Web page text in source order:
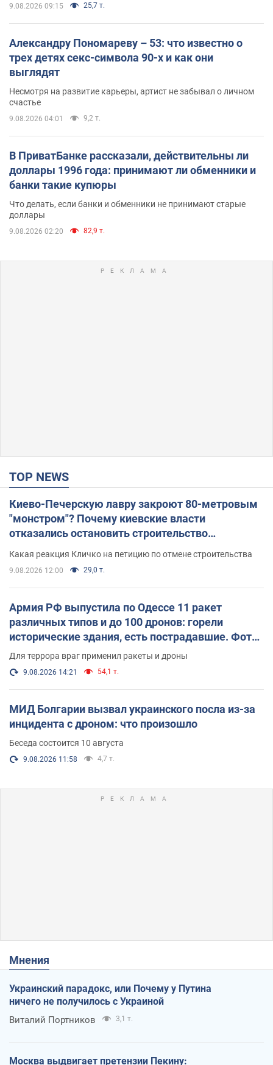
9.08.2026 09:15 25,7 т.
Александру Пономареву – 53: что известно о
трех детях секс-символа 90-х и как они
выглядят
Несмотря на развитие карьеры, артист не забывал о личном
счастье
9.08.2026 04:01 9,2 т.
В ПриватБанке рассказали, действительны ли
доллары 1996 года: принимают ли обменники и
банки такие купюры
Что делать, если банки и обменники не принимают старые
доллары
9.08.2026 02:20 82,9 т.
TOP NEWS
Киево-Печерскую лавру закроют 80-метровым
"монстром"? Почему киевские власти
отказались остановить строительство
Какая реакция Кличко на петицию по отмене строительства
9.08.2026 12:00 29,0 т.
Армия РФ выпустила по Одессе 11 ракет
различных типов и до 100 дронов: горели
исторические здания, есть пострадавшие. Фото
и видео
Для террора враг применил ракеты и дроны
9.08.2026 14:21 54,1 т.
МИД Болгарии вызвал украинского посла из-за
инцидента с дроном: что произошло
Беседа состоится 10 августа
9.08.2026 11:58 4,7 т.
Мнения
Украинский парадокс, или Почему у Путина
ничего не получилось с Украиной
Виталий Портников 3,1 т.
Москва выдвигает претензии Пекину: